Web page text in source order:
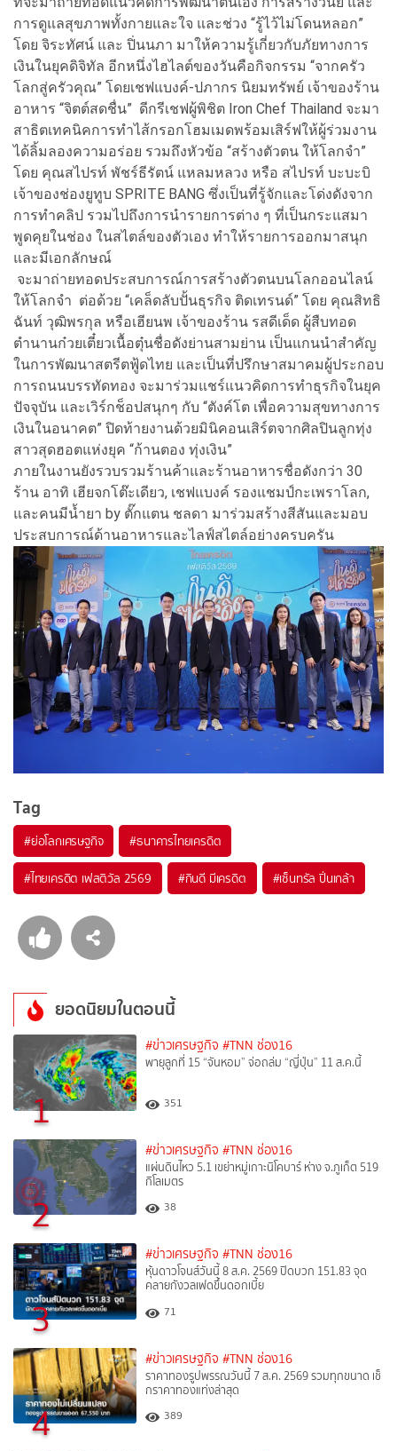
การดูแลสุขภาพทั้งกายและใจ และช่วง “รู้ไว้ไม่โดนหลอก”
โดย จิระทัศน์ และ ปิ่นนภา มาให้ความรู้เกี่ยวกับภัยทางการ
เงินในยุคดิจิทัล อีกหนึ่งไฮไลต์ของวันคือกิจกรรม “จากครัว
โลกสู่ครัวคุณ” โดยเชฟแบงค์-ปภากร นิยมทรัพย์ เจ้าของร้าน
อาหาร “จิตต์สดชื่น” ดีกรีเชฟผู้พิชิต Iron Chef Thailand จะมา
สาธิตเทคนิคการทำไส้กรอกโฮมเมดพร้อมเสิร์ฟให้ผู้ร่วมงาน
ได้ลิ้มลองความอร่อย รวมถึงหัวข้อ “สร้างตัวตน ให้โลกจำ”
โดย คุณสไปรท์ พัชร์ธีรัตน์ แหลมหลวง หรือ สไปรท์ บะบะบิ
เจ้าของช่องยูทูบ SPRITE BANG ซึ่งเป็นที่รู้จักและโด่งดังจาก
การทำคลิป รวมไปถึงการนำรายการต่าง ๆ ที่เป็นกระแสมา
พูดคุยในช่อง ในสไตล์ของตัวเอง ทำให้รายการออกมาสนุก
และมีเอกลักษณ์
จะมาถ่ายทอดประสบการณ์การสร้างตัวตนบนโลกออนไลน์
ให้โลกจำ ต่อด้วย “เคล็ดลับปั้นธุรกิจ ติดเทรนด์” โดย คุณสิทธิ
ฉันท์ วุฒิพรกุล หรือเฮียนพ เจ้าของร้าน รสดีเด็ด ผู้สืบทอด
ตำนานก๋วยเตี๋ยวเนื้อตุ๋นชื่อดังย่านสามย่าน เป็นแกนนำสำคัญ
ในการพัฒนาสตรีตฟู้ดไทย และเป็นที่ปรึกษาสมาคมผู้ประกอบ
การถนนบรรทัดทอง จะมาร่วมแชร์แนวคิดการทำธุรกิจในยุค
ปัจจุบัน และเวิร์กช็อปสนุกๆ กับ “ตังค์โต เพื่อความสุขทางการ
เงินในอนาคต” ปิดท้ายงานด้วยมินิคอนเสิร์ตจากศิลปินลูกทุ่ง
สาวสุดฮอตแห่งยุค “ก้านตอง ทุ่งเงิน”
ภายในงานยังรวบรวมร้านค้าและร้านอาหารชื่อดังกว่า 30
ร้าน อาทิ เฮียจกโต๊ะเดียว, เชฟแบงค์ รองแชมป์กะเพราโลก,
และคนมีน้ำยา by ตั๊กแตน ชลดา มาร่วมสร้างสีสันและมอบ
ประสบการณ์ด้านอาหารและไลฟ์สไตล์อย่างครบครัน
Tag
#ย่อโลกเศรษฐกิจ #ธนาคารไทยเครดิต
#ไทยเครดิต เฟสติวัล 2569 #กินดี มีเครดิต #เซ็นทรัล ปิ่นเกล้า
ยอดนิยมในตอนนี้
1
#ข่าวเศรษฐกิจ #TNN ช่อง16
พายุลูกที่ 15 “จันหอม” จ่อถล่ม “ญี่ปุ่น” 11 ส.ค.นี้
351
2
#ข่าวเศรษฐกิจ #TNN ช่อง16
แผ่นดินไหว 5.1 เขย่าหมู่เกาะนิโคบาร์ ห่าง จ.ภูเก็ต 519
กิโลเมตร
38
3
#ข่าวเศรษฐกิจ #TNN ช่อง16
หุ้นดาวโจนส์วันนี้ 8 ส.ค. 2569 ปิดบวก 151.83 จุด
คลายกังวลเฟดขึ้นดอกเบี้ย
71
4
#ข่าวเศรษฐกิจ #TNN ช่อง16
ราคาทองรูปพรรณวันนี้ 7 ส.ค. 2569 รวมทุกขนาด เช็
กราคาทองแท่งล่าสุด
389